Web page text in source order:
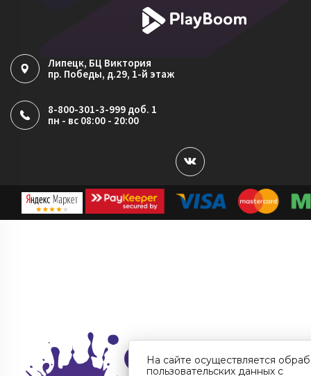
Политика обработки файлов cookie
Липецк, БЦ Виктория
пр. Победы, д.29, 1-й этаж
8-800-301-3-999 доб. 1
пн - вс 08:00 - 20:00
На сайте осуществляется
пользовательских данных с